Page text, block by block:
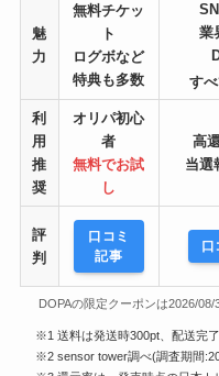
魅
力
無料チケッ
ト
ログボなど
特典も多数
業
す
利
用
推
奨
オリパ初心
者
無料でお試
し
高
当選
評
判
口コミ
記事
DOPAの限定クーポンは2026/
※1 送料は発送時300pt、配送完
※2 sensor tower調べ(調査期間